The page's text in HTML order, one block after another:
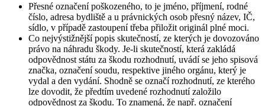
Přesné označení poškozeného, to je jméno, příjmení, rodné
číslo, adresa bydliště a u právnických osob přesný název, IČ,
sídlo, v případě zastoupení třeba přiložit originál plné moci.
Co nejvýstižnější popis skutečností, ze kterých je dovozováno
právo na náhradu škody. Je-li skutečností, která zakládá
odpovědnost státu za škodu rozhodnutí, uvádí se jeho spisová
značka, označení soudu, respektive jiného orgánu, který je
vydal a den vydání. Shodně se označí rozhodnutí, ze kterého
lze dovodit, že předtím uvedené rozhodnutí založilo
odpovědnost za škodu. To znamená, že např. označení